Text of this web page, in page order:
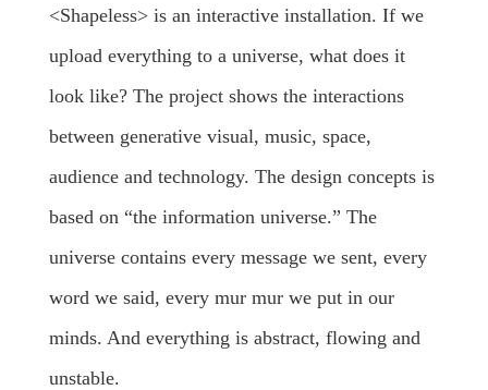
<Shapeless> is an interactive installation. If we
upload everything to a universe, what does it
look like? The project shows the interactions
between generative visual, music, space,
audience and technology. The design concepts is
based on “the information universe.” The
universe contains every message we sent, every
word we said, every mur mur we put in our
minds. And everything is abstract, flowing and
unstable.